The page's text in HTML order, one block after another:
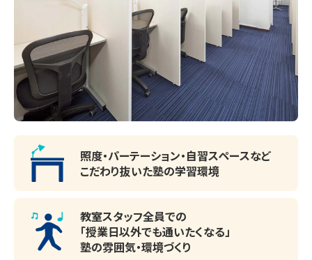
照度・パーテーション・自習スペースなど
こだわり抜いた塾の学習環境
教室スタッフ全員での
「授業日以外でも通いたくなる」
塾の雰囲気・環境づくり